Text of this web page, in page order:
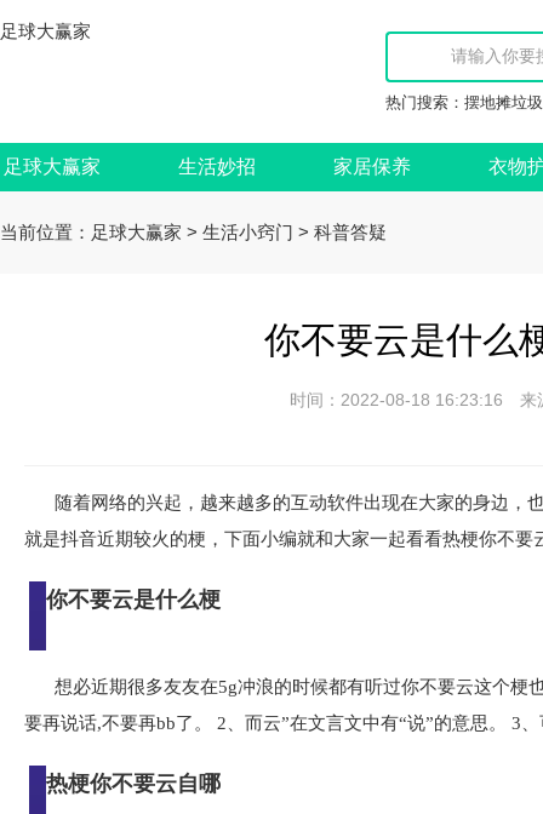
足球大赢家
热门搜索： 摆地摊垃
足球大赢家 生活妙招 家居保养 衣物
当前位置： 足球大赢家 > 生活小窍门 > 科普答疑
你不要云是什么
时间：2022-08-18 16:23:16
随着网络的兴起，越来越多的互动软件出现在大家的身边，
就是抖音近期较火的梗，下面小编就和大家一起看看热梗你不要
你不要云是什么梗
想必近期很多友友在5g冲浪的时候都有听过你不要云这个梗
要再说话,不要再bb了。 2、而云”在文言文中有“说”的意思。 3
热梗你不要云自哪